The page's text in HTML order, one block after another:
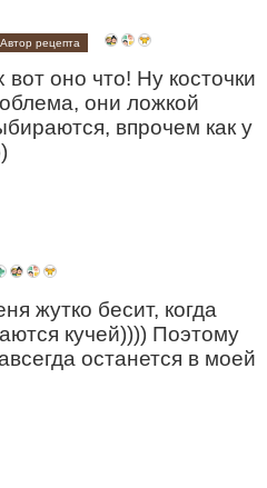
Автор рецепта
оно что! Ну косточки
они ложкой
впрочем как у
жутко бесит, когда
кучей)))) Поэтому
останется в моей